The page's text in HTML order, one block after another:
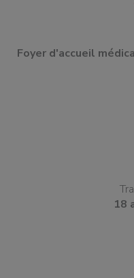
Foyer d'accueil
18